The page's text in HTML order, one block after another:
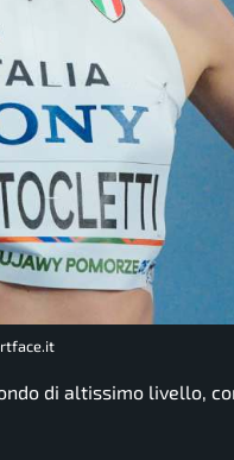
di altissimo livello,